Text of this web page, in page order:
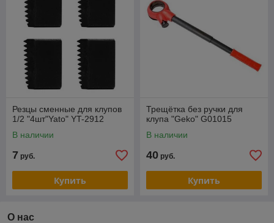
Резцы сменные для клупов
1/2 "4шт"Yato" YT-2912
В наличии
7 руб.
Купить
Трещётка без ручки для
клупа "Geko" G01015
В наличии
40 руб.
Купить
О нас